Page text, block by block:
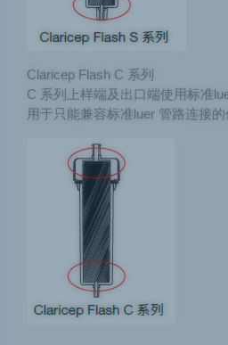
Claricep Flash C 系列
C 系列上样端及出口端使用标准
用于只能兼容标准luer 管路连接的